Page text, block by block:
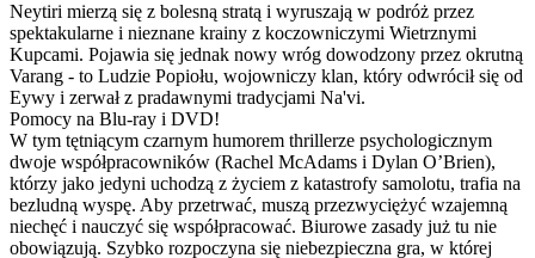
Neytiri mierzą się z bolesną stratą i wyruszają w podróż przez
spektakularne i nieznane krainy z koczowniczymi Wietrznymi
Kupcami. Pojawia się jednak nowy wróg dowodzony przez okrutną
Varang - to Ludzie Popiołu, wojowniczy klan, który odwrócił się od
Eywy i zerwał z pradawnymi tradycjami Na'vi.
Pomocy na Blu-ray i DVD!
W tym tętniącym czarnym humorem thrillerze psychologicznym
dwoje współpracowników (Rachel McAdams i Dylan O’Brien),
którzy jako jedyni uchodzą z życiem z katastrofy samolotu, trafia na
bezludną wyspę. Aby przetrwać, muszą przezwyciężyć wzajemną
niechęć i nauczyć się współpracować. Biurowe zasady już tu nie
obowiązują. Szybko rozpoczyna się niebezpieczna gra, w której